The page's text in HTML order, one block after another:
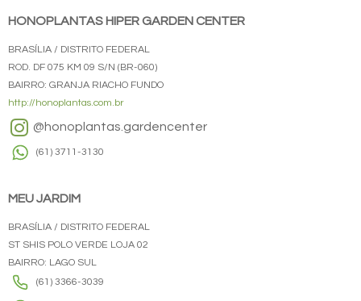
HONOPLANTAS HIPER GARDEN CENTER
BRASÍLIA / DISTRITO FEDERAL
ROD. DF 075 KM 09 S/N (BR-060)
BAIRRO: GRANJA RIACHO FUNDO
http://honoplantas.com.br
@honoplantas.gardencenter
(61) 3711-3130
MEU JARDIM
BRASÍLIA / DISTRITO FEDERAL
ST SHIS POLO VERDE LOJA 02
BAIRRO: LAGO SUL
(61) 3366-3039